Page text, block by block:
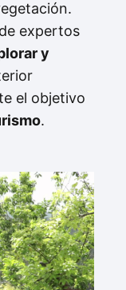
expertos
y
el objetivo
.